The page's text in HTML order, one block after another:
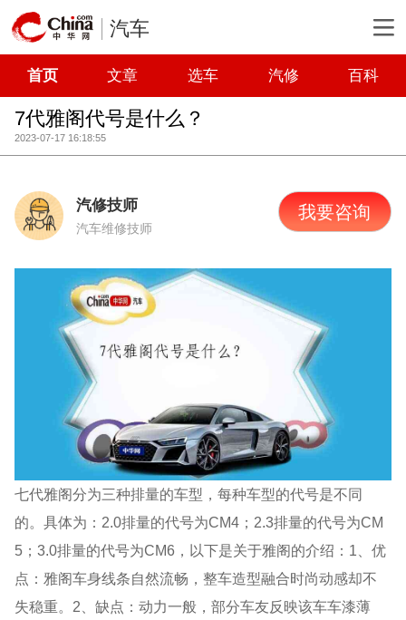
汽车
首页 文章 选车 汽修 百科
7代雅阁代号是什么？
2023-07-17 16:18:55
汽修技师
汽车维修技师
我要咨询
七代雅阁分为三种排量的车型，每种车型的代号是不同
的。具体为：2.0排量的代号为CM4；2.3排量的代号为CM
5；3.0排量的代号为CM6，以下是关于雅阁的介绍：1、优
点：雅阁车身线条自然流畅，整车造型融合时尚动感却不
失稳重。2、缺点：动力一般，部分车友反映该车车漆薄